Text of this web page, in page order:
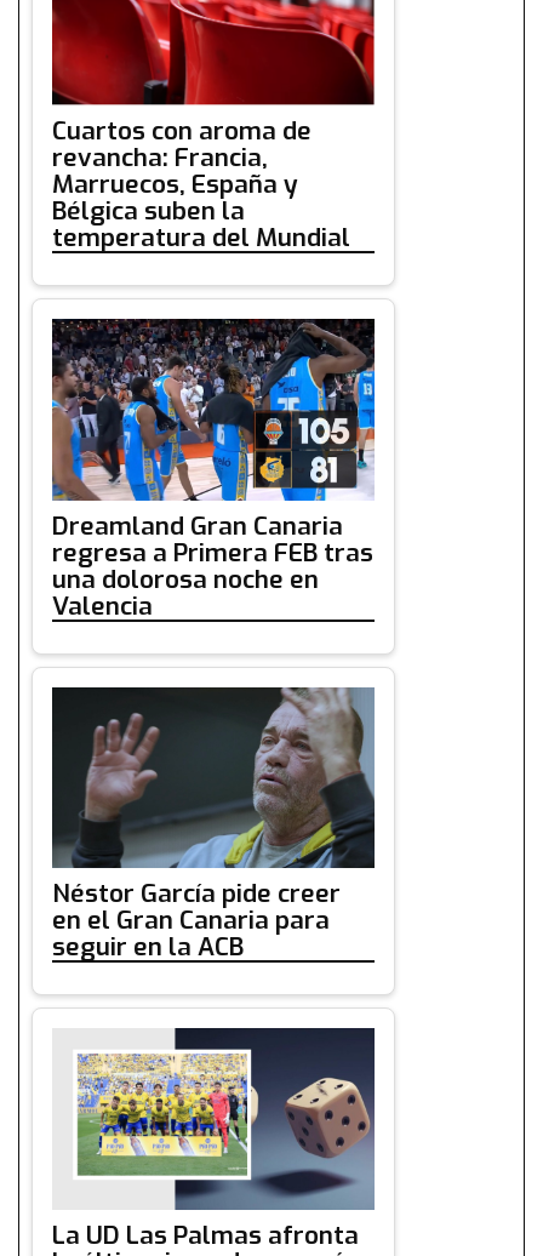
Cuartos con aroma de
revancha: Francia,
Marruecos, España y
Bélgica suben la
temperatura del Mundial
Dreamland Gran Canaria
regresa a Primera FEB tras
una dolorosa noche en
Valencia
Néstor García pide creer
en el Gran Canaria para
seguir en la ACB
La UD Las Palmas afronta